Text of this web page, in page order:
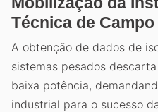
Técnica de Campo
A obtenção de dados de
sistemas pesados
baixa potência,
industrial para o sucesso